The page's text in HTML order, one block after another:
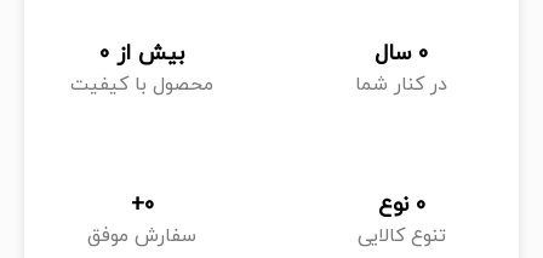
در کنار شما
0 سال
محصول با کیفیت
بیش از 0
تنوع کالایی
0 نوع
سفارش موفق
0
+